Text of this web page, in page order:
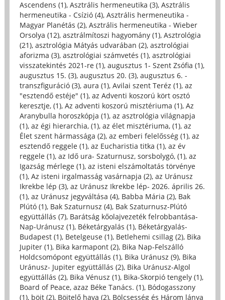
Ascendens (1), Asztrális hermeneutika (3), Asztrális
hermeneutika - Csízió (4), Asztrális hermeneutika -
Magyar Planétás (2), Asztrális hermeneutika - Wieber
Orsolya (12), asztrálmítoszi hagyomány (1), Asztrológia
(21), asztrológia Mátyás udvarában (2), asztrológiai
aforizma (3), asztrológiai számvetés (1), asztrológiai
visszatekintés 2021-re (1), augusztus 1- Szent Zsófia (1),
augusztus 15. (3), augusztus 20. (3), augusztus 6. -
transzfiguráció (3), aura (1), Avilai szent Teréz (1), az
"esztendő estéje" (1), az Adventi koszorú kört osztó
keresztje, (1), Az adventi koszorú misztériuma (1), Az
Aranybulla horoszkópja (1), az asztrológia világnapja
(1), az égi hierarchia, (1), az élet misztériuma, (1), az
Élet szent hármassága (2), az emberi felelősség (1), az
esztendő reggele (1), az Eucharistia titka (1), az év
reggele (1), az Idő ura- Szaturnusz, sorsbolygó, (1), az
Igazság mérlege (1), az isteni elszámoltatás törvénye
(1), Az isteni irgalmasság vasárnapja (2), az Uránusz
Ikrekbe lép (3), az Uránusz Ikrekbe lép- 2026. április 26.
(1), az Uránusz jegyváltása (4), Babba Mária (2), Bak
Plútó (1), Bak Szaturnusz (4), Bak Szaturnusz-Plútó
együttállás (7), Barátság kőolajvezeték felrobbantása-
Nap-Uránusz (1), Béketárgyalás (1), Béketárgyalás-
Budapest (1), Betelgeuse (1), Betlehemi csillag (2), Bika
Jupiter (1), Bika karmapont (2), Bika Nap-Felszálló
Holdcsomópont együttállás (1), Bika Uránusz (9), Bika
Uránusz- Jupiter együttállás (2), Bika Uránusz-Algol
együttállás (2), Bika Vénusz (1), Bika-Skorpió tengely (1),
Board of Peace, azaz Béke Tanács. (1), Bódogasszony
(1), böjt (2), Böjtelő hava (2), Bölcsesség és Három lánya